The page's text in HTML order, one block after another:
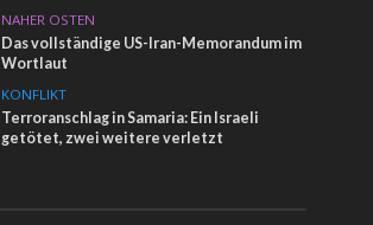
NAHER OSTEN
Das vollständige US-Iran-Memorandum im
Wortlaut
KONFLIKT
Terroranschlag in Samaria: Ein Israeli
getötet, zwei weitere verletzt